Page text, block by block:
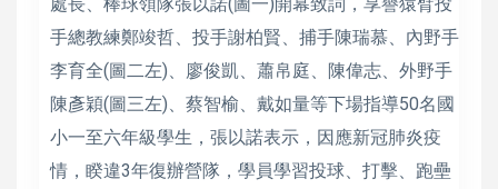
手總教練鄭竣哲、投手謝柏賢、捕手陳瑞慕、內野手
李育全(圖二左)、廖俊凱、蕭帛庭、陳偉志、外野手
陳彥穎(圖三左)、蔡智榆、戴如量等下場指導50名國
小一至六年級學生，張以諾表示，因應新冠肺炎疫
情，睽違3年復辦營隊，學員學習投球、打擊、跑壘